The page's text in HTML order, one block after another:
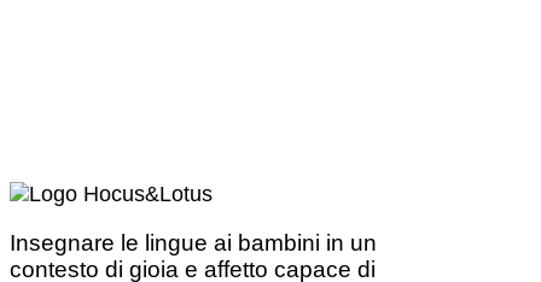
Insegnare le lingue ai bambini in un
contesto di gioia e affetto capace di